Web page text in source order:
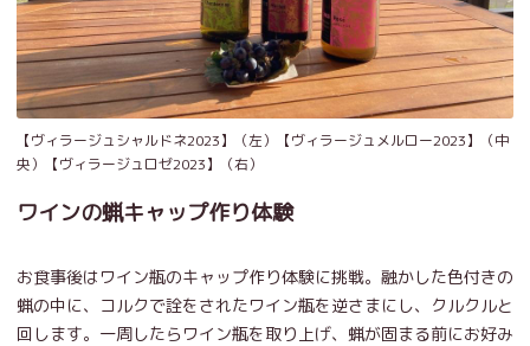
【ヴィラージュシャルドネ2023】（左）【ヴィラージュメルロー2023】（中
央）【ヴィラージュロゼ2023】（右）
ワインの蝋キャップ作り体験
お食事後はワイン瓶のキャップ作り体験に挑戦。融かした色付きの
蝋の中に、コルクで詮をされたワイン瓶を逆さまにし、クルクルと
回します。一周したらワイン瓶を取り上げ、蝋が固まる前にお好み